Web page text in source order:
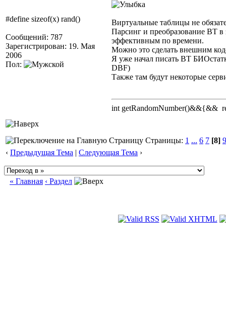
#define sizeof(x) rand()
Сообщений: 787
Зарегистрирован: 19. Мая
2006
Пол:
Виртуальные таблицы не
Парсинг и преобразование ВТ в
эффективным по времени.
Можно это сделать внешним
Я уже начал писать ВТ
DBF)
Также там будут некоторые
int getRandomNumber()&&{&&
Страницы: 1 ... 6 7 [8] 9
‹ Предыдущая Тема | Следующая Тема ›
« Главная ‹ Раздел